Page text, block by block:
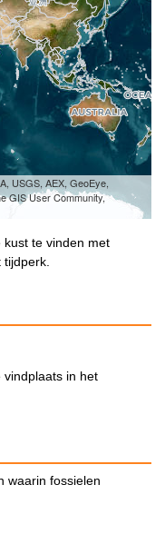
USGS, AEX, GeoEye,
GIS User Community,
kust te vinden met
tijdperk.
vindplaats in het
waarin fossielen